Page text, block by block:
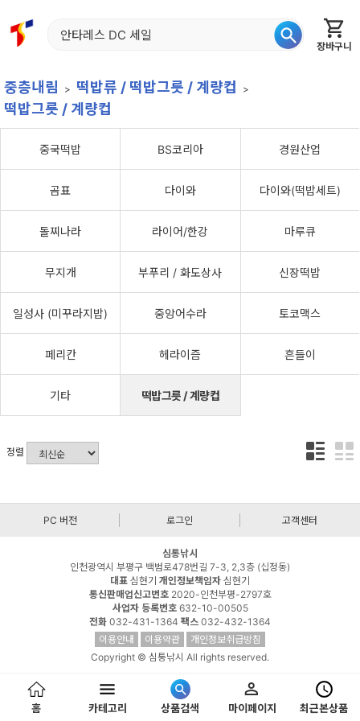
장바구니
홈 신상품 재입고 베스트 특가
홈 카테고리 상품검색 마이페이지 최근본상품
중층내림
떡밥류 / 떡밥그릇 / 계량컵
떡밥그릇 / 계량컵
중국떡밥 BS코리아 경원산업
곰표 다이와 다이와(떡밥세트)
돌찌나라 라이어/한강 마루큐
무지개 부푸리 / 화도상사 신장떡밥
일성사 (미꾸라지밥) 중앙어수라 토코맥스
페리칸 헤라이즘 흔들이
기타 떡밥그릇 / 계량컵
정렬
PC 버전 로그인 고객센터
심통낚시
인천광역시 부평구 백범로478번길 7-3, 2,3층 (십정동)
대표 심현기 개인정보책임자 심현기
통신판매업신고번호2020-인천부평-2797호
사업자 등록번호632-10-00505
전화 032-431-1364 팩스 032-432-1364
이용안내
이용약관
개인정보취급방침
Copyright © 심통낚시 All rights reserved.